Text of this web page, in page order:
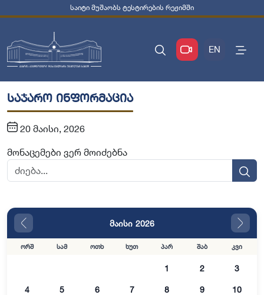
საიტი მუშაობს ტესტირების რეჟიმში
EN
საჯარო ინფორმაცია
20 მაისი, 2026
მონაცემები ვერ მოიძებნა
მაისი 2026
ორშ სამ ოთხ ხუთ პარ შაბ კვი
1 2 3
4 5 6 7 8 9 10